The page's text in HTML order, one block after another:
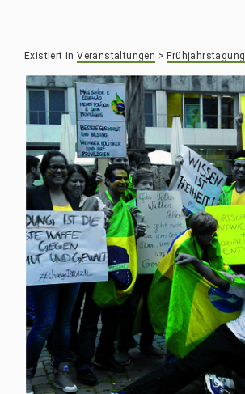
Existiert in Veranstaltungen > Frühjahrstagung